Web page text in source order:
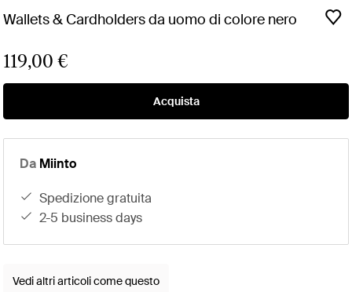
Wallets & Cardholders da uomo di colore nero
119,00 €
Acquista
Da Miinto
spedizione gratuita
2-5 business days
Vedi altri articoli come questo